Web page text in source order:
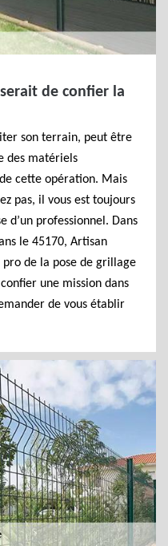
de confier la
son terrain, peut être
des matériels
cette opération. Mais
pas, il vous est toujours
d’un professionnel. Dans
le 45170, Artisan
de la pose de grillage
une mission dans
de vous établir